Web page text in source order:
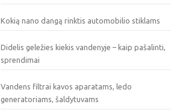
Kokią nano dangą rinktis automobilio stiklams
Didelis geležies kiekis vandenyje – kaip pašalinti,
sprendimai
Vandens filtrai kavos aparatams, ledo
generatoriams, šaldytuvams